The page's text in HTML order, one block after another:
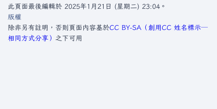
此頁面最後編輯於 2025年1月21日 (星期二) 23:04。
版權
除非另有註明，否則頁面內容基於CC BY-SA（創用CC 姓名標示─
相同方式分享） 之下可用